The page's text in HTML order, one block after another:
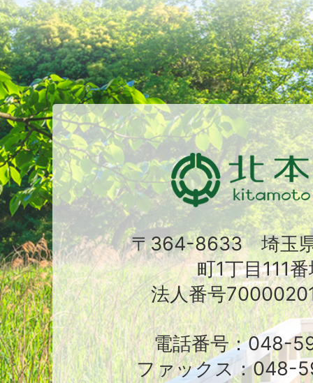
〒364-8633 埼玉
町1丁目111
法人番号
電話番号：048-
ファックス：048-